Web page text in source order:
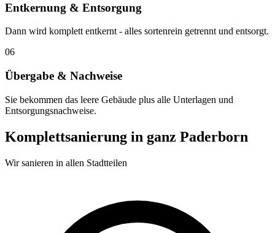
Entkernung & Entsorgung
Dann wird komplett entkernt - alles sortenrein getrennt und entsorgt.
06
Übergabe & Nachweise
Sie bekommen das leere Gebäude plus alle Unterlagen und
Entsorgungsnachweise.
Komplettsanierung in ganz Paderborn
Wir sanieren in allen Stadtteilen